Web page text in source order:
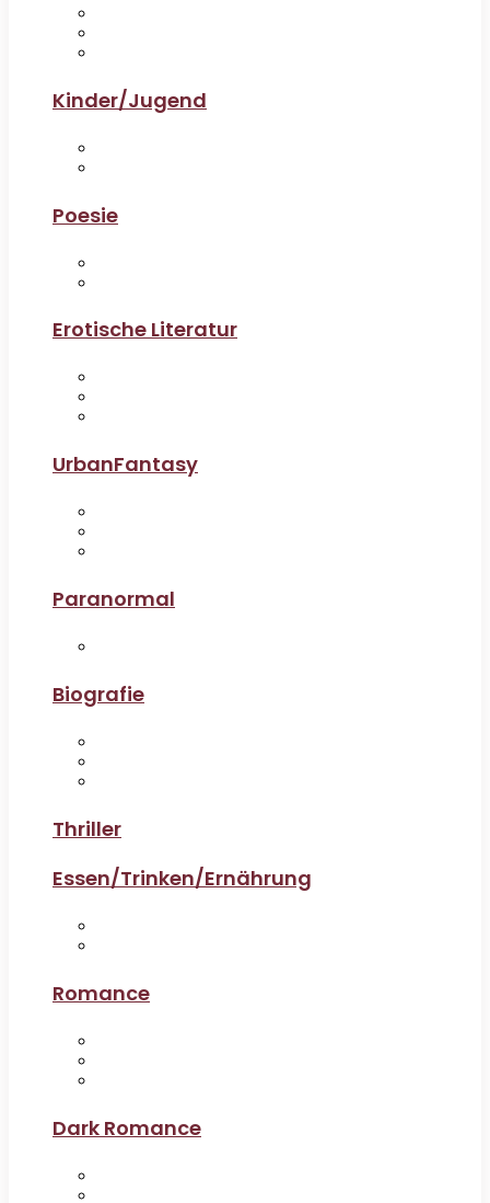
Kinder/Jugend
Poesie
Erotische Literatur
UrbanFantasy
Paranormal
Biografie
Thriller
Essen/Trinken/Ernährung
Romance
Dark Romance